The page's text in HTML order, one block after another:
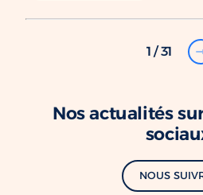
1 / 31
Nos actualités
NOUS